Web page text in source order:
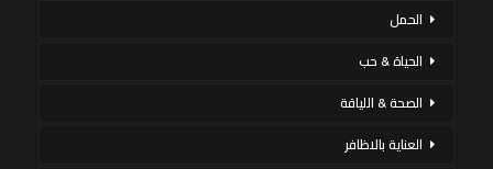
الحمل
الحياة & حب
الصحة & اللياقة
العناية بالاظافر